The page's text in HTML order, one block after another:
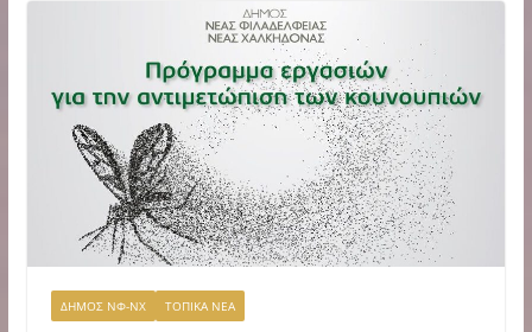
ΔΗΜΟΣ ΝΦ-ΝΧ ΤΟΠΙΚΑ ΝΕΑ